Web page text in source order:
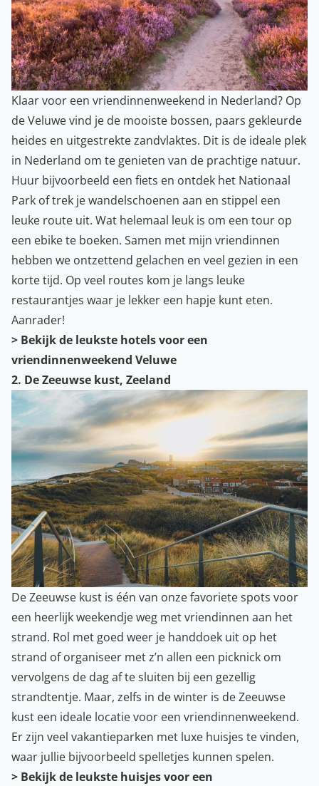
Klaar voor een vriendinnenweekend in Nederland? Op
de Veluwe vind je de mooiste bossen, paars gekleurde
heides en uitgestrekte zandvlaktes. Dit is de ideale plek
in Nederland om te genieten van de prachtige natuur.
Huur bijvoorbeeld een fiets en ontdek het Nationaal
Park of trek je wandelschoenen aan en stippel een
leuke route uit. Wat helemaal leuk is om een tour op
een ebike te boeken. Samen met mijn vriendinnen
hebben we ontzettend gelachen en veel gezien in een
korte tijd. Op veel routes kom je langs leuke
restaurantjes waar je lekker een hapje kunt eten.
Aanrader!
> Bekijk de leukste hotels voor een
vriendinnenweekend Veluwe
2. De Zeeuwse kust, Zeeland
De Zeeuwse kust is één van onze favoriete spots voor
een heerlijk weekendje weg met vriendinnen aan het
strand. Rol met goed weer je handdoek uit op het
strand of organiseer met z’n allen een picknick om
vervolgens de dag af te sluiten bij een gezellig
strandtentje. Maar, zelfs in de winter is de Zeeuwse
kust een ideale locatie voor een vriendinnenweekend.
Er zijn veel vakantieparken met luxe huisjes te vinden,
waar jullie bijvoorbeeld spelletjes kunnen spelen.
> Bekijk de leukste huisjes voor een